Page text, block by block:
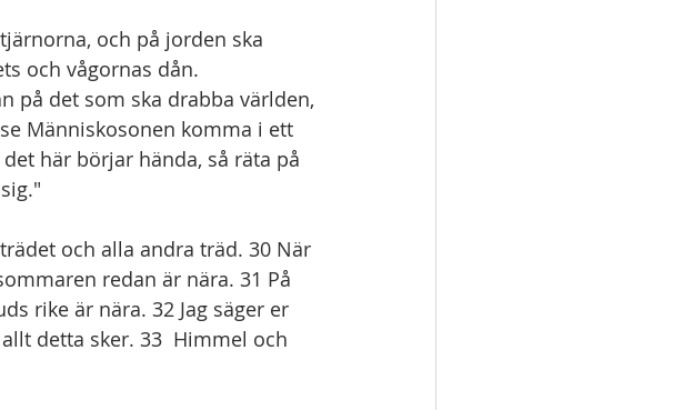
och på jorden ska
och vågornas dån.
på det som ska drabba världen,
Människosonen komma i ett
här börjar hända, så räta på
och alla andra träd. 30 När
redan är nära. 31 På
rike är nära. 32 Jag säger er
detta sker. 33  Himmel och